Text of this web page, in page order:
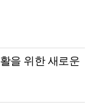
을 위한 새로운